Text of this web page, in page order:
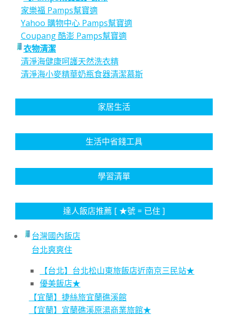
家樂福 Pamps幫寶適
Yahoo 購物中心 Pamps幫寶適
Coupang 酷澎 Pamps幫寶適
衣物清潔
清淨海健康呵護天然洗衣精
清淨海小麥精華奶瓶食器清潔慕斯
家居生活
生活中省錢工具
學習清單
達人飯店推薦 [ ★號 = 已住 ]
台灣國內飯店
台北爽爽住
【台北】台北松山東旅飯店近南京三民站★
優美飯店★
【宜蘭】捷絲旅宜蘭礁溪館
【宜蘭】宜蘭礁溪原湯商業旅館★